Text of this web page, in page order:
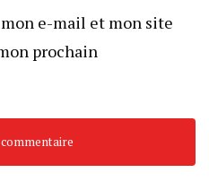
e-mail et mon site
prochain